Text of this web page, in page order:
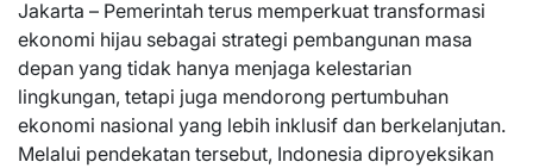
Jakarta – Pemerintah terus memperkuat transformasi
ekonomi hijau sebagai strategi pembangunan masa
depan yang tidak hanya menjaga kelestarian
lingkungan, tetapi juga mendorong pertumbuhan
ekonomi nasional yang lebih inklusif dan berkelanjutan.
Melalui pendekatan tersebut, Indonesia diproyeksikan